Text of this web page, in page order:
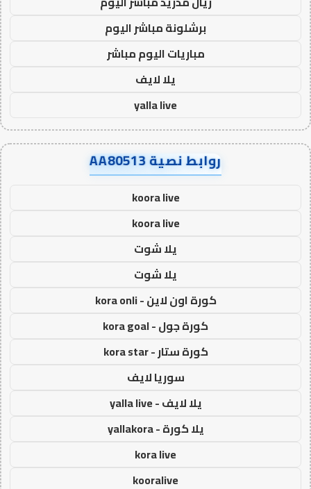
برشلونة مباشر اليوم
مباريات اليوم مباشر
يلا لايف
yalla live
روابط نصية AA80513
koora live
koora live
يلا شوت
يلا شوت
كورة اون لاين - kora onli
كورة جول - kora goal
كورة ستار - kora star
سوريا لايف
يلا لايف - yalla live
يلا كورة - yallakora
kora live
kooralive